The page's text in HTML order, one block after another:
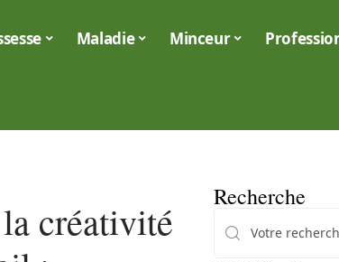
Maladie Minceur
créativité
Recherche